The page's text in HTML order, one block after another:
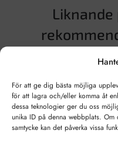
För att ge dig bästa möjliga
för att lagra och/eller komma åt
dessa teknologier ger du oss
unika ID på denna webbplats.
samtycke kan det påverka vissa